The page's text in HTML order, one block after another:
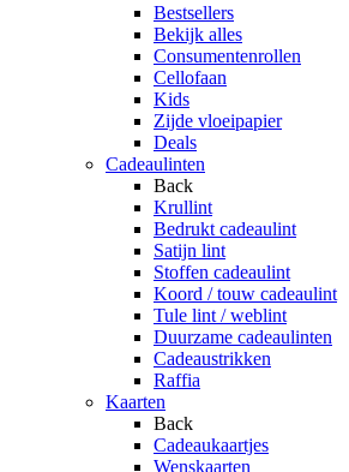
Bestsellers
Bekijk alles
Consumentenrollen
Cellofaan
Kids
Zijde vloeipapier
Deals
Cadeaulinten
Back
Krullint
Bedrukt cadeaulint
Satijn lint
Stoffen cadeaulint
Koord / touw cadeaulint
Tule lint / weblint
Duurzame cadeaulinten
Cadeaustrikken
Raffia
Kaarten
Back
Cadeaukaartjes
Wenskaarten